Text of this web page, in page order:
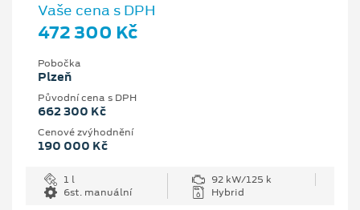
Vaše cena s DPH
472 300 Kč
Pobočka
Plzeň
Původní cena s DPH
662 300 Kč
Cenové zvýhodnění
190 000 Kč
1 l
92 kW/125 k
6st. manuální
Hybrid